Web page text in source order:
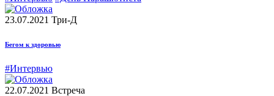
23.07.2021 Три-Д
Бегом к здоровью
#Интервью
22.07.2021 Встреча